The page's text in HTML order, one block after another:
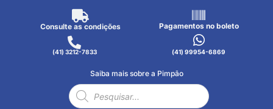
Consulte as condições Pagamentos no boleto
(41) 3212-7833 (41) 99954-6869
Saiba mais sobre a Pimpão